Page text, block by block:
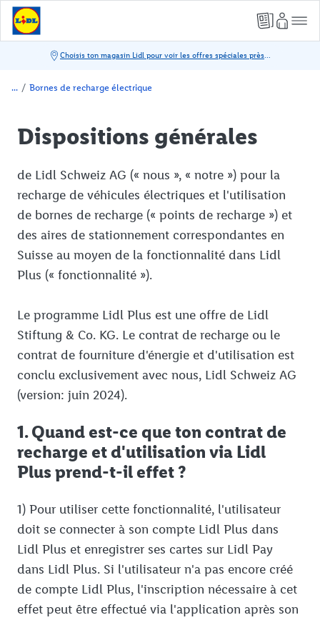
/ Bornes de recharge électrique
Dispositions générales
de Lidl Schweiz AG (« nous », « notre ») pour la
recharge de véhicules électriques et l'utilisation
de bornes de recharge (« points de recharge ») et
des aires de stationnement correspondantes en
Suisse au moyen de la fonctionnalité dans Lidl
Plus (« fonctionnalité »).
Le programme Lidl Plus est une offre de Lidl
Stiftung & Co. KG. Le contrat de recharge ou le
contrat de fourniture d'énergie et d'utilisation est
conclu exclusivement avec nous, Lidl Schweiz AG
(version: juin 2024).
1. Quand est-ce que ton contrat de
recharge et d'utilisation via Lidl
Plus prend-t-il effet ?
1) Pour utiliser cette fonctionnalité, l'utilisateur
doit se connecter à son compte Lidl Plus dans
Lidl Plus et enregistrer ses cartes sur Lidl Pay
dans Lidl Plus. Si l'utilisateur n'a pas encore créé
de compte Lidl Plus, l'inscription nécessaire à cet
effet peut être effectué via l'application après son